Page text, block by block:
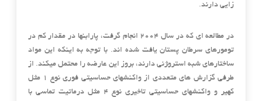
زایی دارند.
در مطالعه ای که در سال ۲۰۰۴ انجام گرفت، پارابنها در مقدار کم در
تومورهای سرطان پستان یافت شده اند. با توجه به اینکه این مواد
ساختارهای شبه استرو‍ژنی دارند، بروز این عارضه را محتمل میکند. از
طرفی گزارش های متعددی از واکنشهای حساسیتی فوری نوع ۱ مثل
کهیر و واکنشهای حساسیتی تاخیری نوع ۴ مثل درماتیت تماسی با